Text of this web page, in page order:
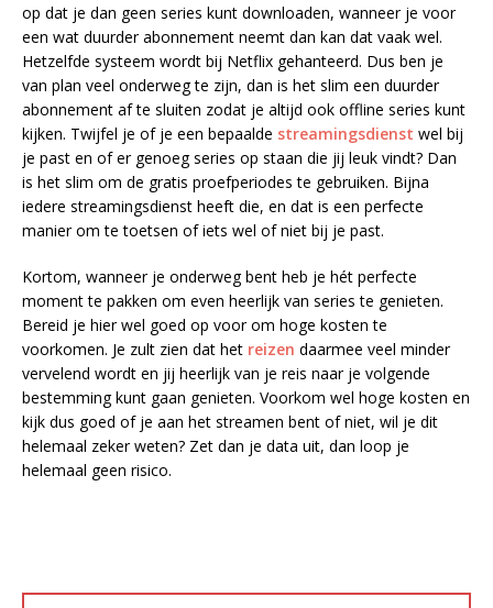
op dat je dan geen series kunt downloaden, wanneer je voor
een wat duurder abonnement neemt dan kan dat vaak wel.
Hetzelfde systeem wordt bij Netflix gehanteerd. Dus ben je
van plan veel onderweg te zijn, dan is het slim een duurder
abonnement af te sluiten zodat je altijd ook offline series kunt
kijken. Twijfel je of je een bepaalde streamingsdienst wel bij
je past en of er genoeg series op staan die jij leuk vindt? Dan
is het slim om de gratis proefperiodes te gebruiken. Bijna
iedere streamingsdienst heeft die, en dat is een perfecte
manier om te toetsen of iets wel of niet bij je past.
Kortom, wanneer je onderweg bent heb je hét perfecte
moment te pakken om even heerlijk van series te genieten.
Bereid je hier wel goed op voor om hoge kosten te
voorkomen. Je zult zien dat het reizen daarmee veel minder
vervelend wordt en jij heerlijk van je reis naar je volgende
bestemming kunt gaan genieten. Voorkom wel hoge kosten en
kijk dus goed of je aan het streamen bent of niet, wil je dit
helemaal zeker weten? Zet dan je data uit, dan loop je
helemaal geen risico.